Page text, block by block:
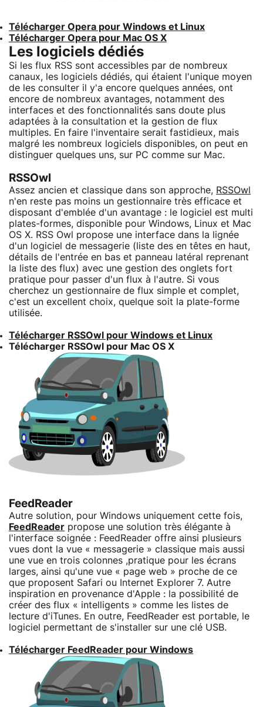
Télécharger Opera pour Windows et Linux
Télécharger Opera pour Mac OS X
Les logiciels dédiés
Si les flux RSS sont accessibles par de nombreux
canaux, les logiciels dédiés, qui étaient l'unique moyen
de les consulter il y'a encore quelques années, ont
encore de nombreux avantages, notamment des
interfaces et des fonctionnalités sans doute plus
adaptées à la consultation et la gestion de flux
multiples. En faire l'inventaire serait fastidieux, mais
malgré les nombreux logiciels disponibles, on peut en
distinguer quelques uns, sur PC comme sur Mac.
RSSOwl
Assez ancien et classique dans son approche, RSSOwl
n'en reste pas moins un gestionnaire très efficace et
disposant d'emblée d'un avantage : le logiciel est multi
plates-formes, disponible pour Windows, Linux et Mac
OS X. RSS Owl propose une interface dans la lignée
d'un logiciel de messagerie (liste des en têtes en haut,
détails de l'entrée en bas et panneau latéral reprenant
la liste des flux) avec une gestion des onglets fort
pratique pour passer d'un flux à l'autre. Si vous
cherchez un gestionnaire de flux simple et complet,
c'est un excellent choix, quelque soit la plate-forme
utilisée.
Télécharger RSSOwl pour Windows et Linux
Télécharger RSSOwl pour Mac OS X
FeedReader
Autre solution, pour Windows uniquement cette fois,
FeedReader propose une solution très élégante à
l'interface soignée : FeedReader offre ainsi plusieurs
vues dont la vue « messagerie » classique mais aussi
une vue en trois colonnes ,pratique pour les écrans
larges, ainsi qu'une vue « page web » proche de ce
que proposent Safari ou Internet Explorer 7. Autre
inspiration en provenance d'Apple : la possibilité de
créer des flux « intelligents » comme les listes de
lecture d'iTunes. En outre, FeedReader est portable, le
logiciel permettant de s'installer sur une clé USB.
Télécharger FeedReader pour Windows